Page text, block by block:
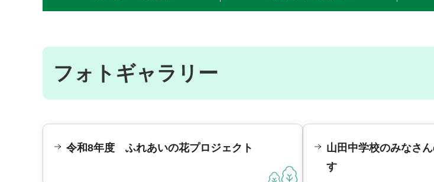
フォトギャラリー
令和8年度 ふれあいの花プロジェクト
山田中学校のみなさ
す